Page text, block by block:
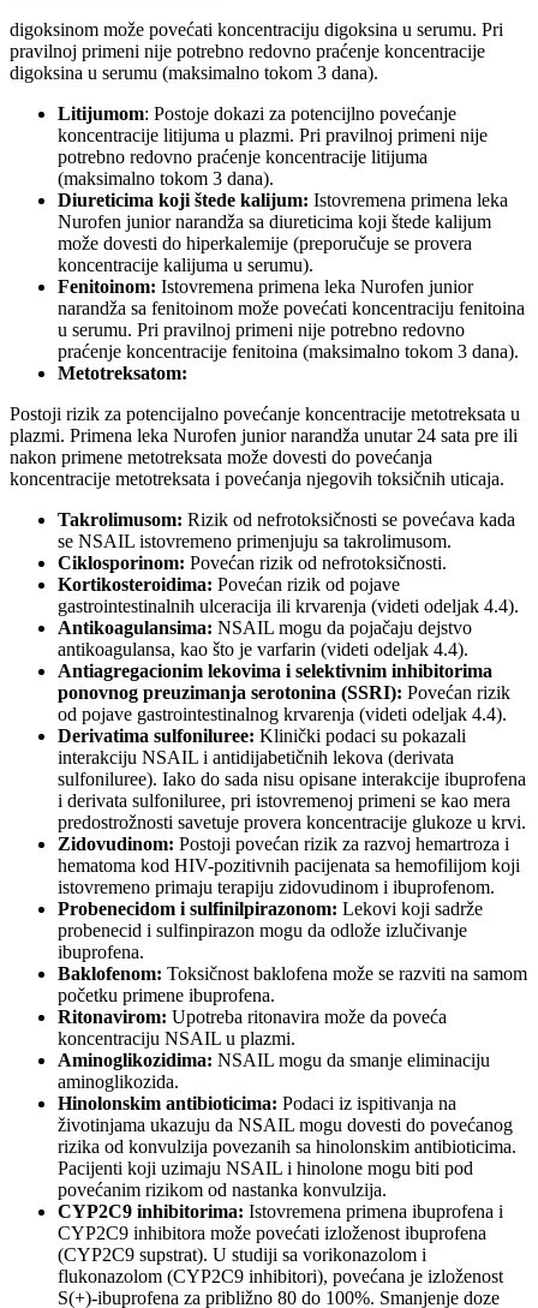
digoksinom može povećati koncentraciju digoksina u serumu. Pri
pravilnoj primeni nije potrebno redovno praćenje koncentracije
digoksina u serumu (maksimalno tokom 3 dana).
Litijumom: Postoje dokazi za potencijlno povećanje
koncentracije litijuma u plazmi. Pri pravilnoj primeni nije
potrebno redovno praćenje koncentracije litijuma
(maksimalno tokom 3 dana).
Diureticima koji štede kalijum: Istovremena primena leka
Nurofen junior narandža sa diureticima koji štede kalijum
može dovesti do hiperkalemije (preporučuje se provera
koncentracije kalijuma u serumu).
Fenitoinom: Istovremena primena leka Nurofen junior
narandža sa fenitoinom može povećati koncentraciju fenitoina
u serumu. Pri pravilnoj primeni nije potrebno redovno
praćenje koncentracije fenitoina (maksimalno tokom 3 dana).
Metotreksatom:
Postoji rizik za potencijalno povećanje koncentracije metotreksata u
plazmi. Primena leka Nurofen junior narandža unutar 24 sata pre ili
nakon primene metotreksata može dovesti do povećanja
koncentracije metotreksata i povećanja njegovih toksičnih uticaja.
Takrolimusom: Rizik od nefrotoksičnosti se povećava kada
se NSAIL istovremeno primenjuju sa takrolimusom.
Ciklosporinom: Povećan rizik od nefrotoksičnosti.
Kortikosteroidima: Povećan rizik od pojave
gastrointestinalnih ulceracija ili krvarenja (videti odeljak 4.4).
Antikoagulansima: NSAIL mogu da pojačaju dejstvo
antikoagulansa, kao što je varfarin (videti odeljak 4.4).
Antiagregacionim lekovima i selektivnim inhibitorima
ponovnog preuzimanja serotonina (SSRI): Povećan rizik
od pojave gastrointestinalnog krvarenja (videti odeljak 4.4).
Derivatima sulfoniluree: Klinički podaci su pokazali
interakciju NSAIL i antidijabetičnih lekova (derivata
sulfoniluree). Iako do sada nisu opisane interakcije ibuprofena
i derivata sulfoniluree, pri istovremenoj primeni se kao mera
predostrožnosti savetuje provera koncentracije glukoze u krvi.
Zidovudinom: Postoji povećan rizik za razvoj hemartroza i
hematoma kod HIV-pozitivnih pacijenata sa hemofilijom koji
istovremeno primaju terapiju zidovudinom i ibuprofenom.
Probenecidom i sulfinilpirazonom: Lekovi koji sadrže
probenecid i sulfinpirazon mogu da odlože izlučivanje
ibuprofena.
Baklofenom: Toksičnost baklofena može se razviti na samom
početku primene ibuprofena.
Ritonavirom: Upotreba ritonavira može da poveća
koncentraciju NSAIL u plazmi.
Aminoglikozidima: NSAIL mogu da smanje eliminaciju
aminoglikozida.
Hinolonskim antibioticima: Podaci iz ispitivanja na
životinjama ukazuju da NSAIL mogu dovesti do povećanog
rizika od konvulzija povezanih sa hinolonskim antibioticima.
Pacijenti koji uzimaju NSAIL i hinolone mogu biti pod
povećanim rizikom od nastanka konvulzija.
CYP2C9 inhibitorima: Istovremena primena ibuprofena i
CYP2C9 inhibitora može povećati izloženost ibuprofena
(CYP2C9 supstrat). U studiji sa vorikonazolom i
flukonazolom (CYP2C9 inhibitori), povećana je izloženost
S(+)-ibuprofena za približno 80 do 100%. Smanjenje doze